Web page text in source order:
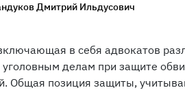
Дмитрий Ильдусович
в себя адвокатов
делам при защите
Общая позиция защиты,